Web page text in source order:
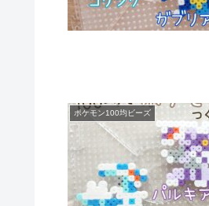
ポケモン100均ビーズ